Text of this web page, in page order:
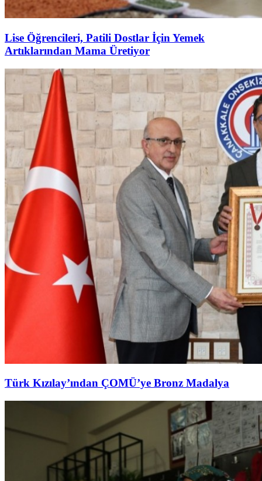
Lise Öğrencileri, Patili Dostlar İçin Yemek
Artıklarından Mama Üretiyor
Türk Kızılay’ından ÇOMÜ’ye Bronz Madalya